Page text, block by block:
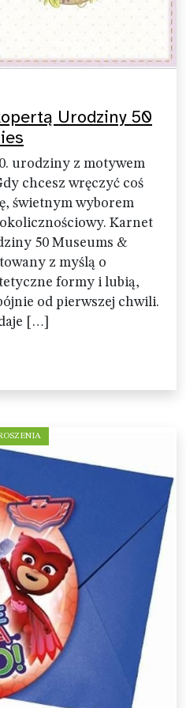
Urodziny 50
urodziny z motywem
chcesz wręczyć coś
świetnym wyborem
Karnet
50 Museums &
z myślą o
formy i lubią,
od pierwszej chwili.
[…]